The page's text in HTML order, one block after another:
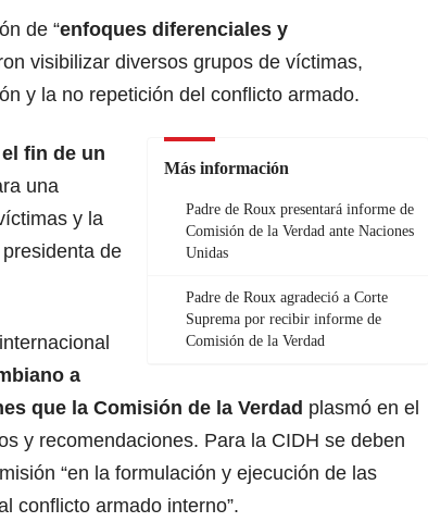
de “enfoques diferenciales y
visibilizar diversos grupos de víctimas,
y la no repetición del conflicto armado.
Más información
Padre de Roux presentará informe de
Comisión de la Verdad ante Naciones
Unidas
Padre de Roux agradeció a Corte
Suprema por recibir informe de
Comisión de la Verdad
fin de un
una
y la
de
a
que la Comisión de la Verdad plasmó en el
y recomendaciones. Para la CIDH se deben
“en la formulación y ejecución de las
conflicto armado interno”.